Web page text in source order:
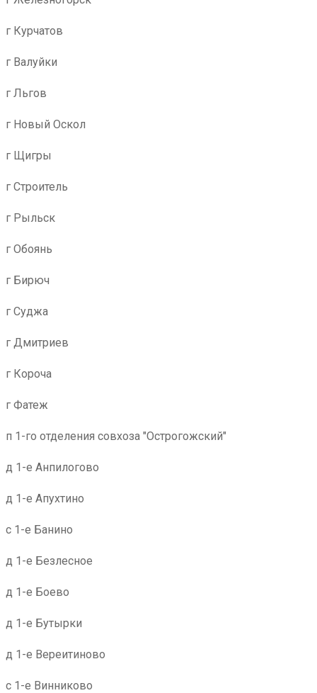
г Курчатов
г Валуйки
г Льгов
г Новый Оскол
г Щигры
г Строитель
г Рыльск
г Обоянь
г Бирюч
г Суджа
г Дмитриев
г Короча
г Фатеж
п 1-го отделения совхоза "Острогожский"
д 1-е Анпилогово
д 1-е Апухтино
с 1-е Банино
д 1-е Безлесное
д 1-е Боево
д 1-е Бутырки
д 1-е Вереитиново
с 1-е Винниково